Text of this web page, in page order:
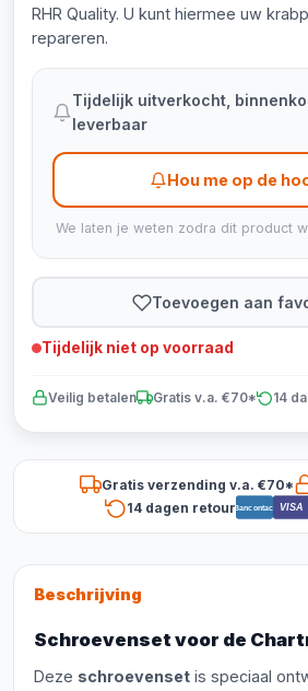
RHR Quality. U kunt hiermee uw
repareren.
Tijdelijk uitverkocht,
leverbaar
Hou me op de
We laten je weten zodra dit product
Toevoegen aan
Tijdelijk niet op voorraad
Veilig betalen Gratis v.a. €70* 14
Gratis verzending v.a. €70*
14 dagen retourBancontact VISA
Beschrijving
Schroevenset voor de
Deze schroevenset is speciaal